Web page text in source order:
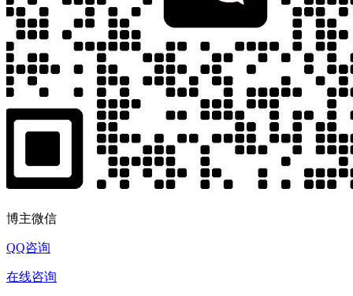
博主微信
QQ咨询
在线咨询